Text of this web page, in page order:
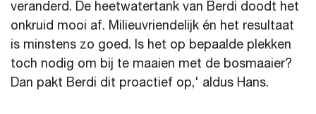
veranderd. De heetwatertank van Berdi doodt het
onkruid mooi af. Milieuvriendelijk én het resultaat
is minstens zo goed. Is het op bepaalde plekken
toch nodig om bij te maaien met de bosmaaier?
Dan pakt Berdi dit proactief op,' aldus Hans.